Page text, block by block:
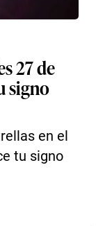
27 de
signo
en el
tu signo